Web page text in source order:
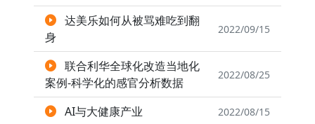
达美乐如何从被骂难吃到翻
身
2022/09/15
联合利华全球化改造当地化
案例-科学化的感官分析数据
2022/08/25
AI与大健康产业 2022/08/15